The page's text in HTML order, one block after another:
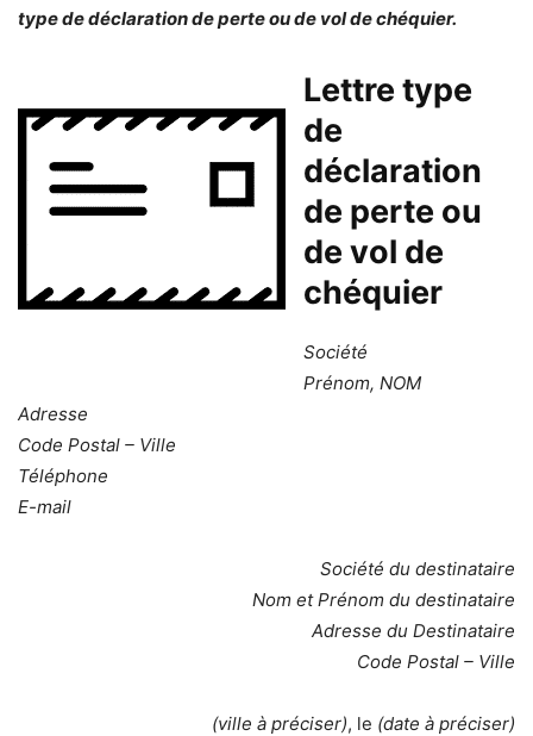
type de déclaration de perte ou de vol de chéquier.
Lettre type
de
déclaration
de perte ou
de vol de
chéquier
Société
Prénom, NOM
Adresse
Code Postal – Ville
Téléphone
E-mail
Société du destinataire
Nom et Prénom du destinataire
Adresse du Destinataire
Code Postal – Ville
(ville à préciser), le (date à préciser)